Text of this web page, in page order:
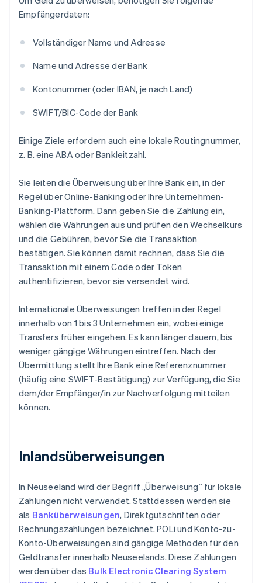
Empfängerdaten:
Vollständiger Name und Adresse
Name und Adresse der Bank
Kontonummer (oder IBAN, je nach Land)
SWIFT/BIC-Code der Bank
Einige Ziele erfordern auch eine lokale Routingnummer,
z. B. eine ABA oder Bankleitzahl.
Sie leiten die Überweisung über Ihre Bank ein, in der
Regel über Online-Banking oder Ihre Unternehmen-
Banking-Plattform. Dann geben Sie die Zahlung ein,
wählen die Währungen aus und prüfen den Wechselkurs
und die Gebühren, bevor Sie die Transaktion
bestätigen. Sie können damit rechnen, dass Sie die
Transaktion mit einem Code oder Token
authentifizieren, bevor sie versendet wird.
Internationale Überweisungen treffen in der Regel
innerhalb von 1 bis 3 Unternehmen ein, wobei einige
Transfers früher eingehen. Es kann länger dauern, bis
weniger gängige Währungen eintreffen. Nach der
Übermittlung stellt Ihre Bank eine Referenznummer
(häufig eine SWIFT-Bestätigung) zur Verfügung, die Sie
dem/der Empfänger/in zur Nachverfolgung mitteilen
können.
Inlandsüberweisungen
In Neuseeland wird der Begriff „Überweisung” für lokale
Zahlungen nicht verwendet. Stattdessen werden sie
als Banküberweisungen, Direktgutschriften oder
Rechnungszahlungen bezeichnet. POLi und Konto-zu-
Konto-Überweisungen sind gängige Methoden für den
Geldtransfer innerhalb Neuseelands. Diese Zahlungen
werden über das Bulk Electronic Clearing System